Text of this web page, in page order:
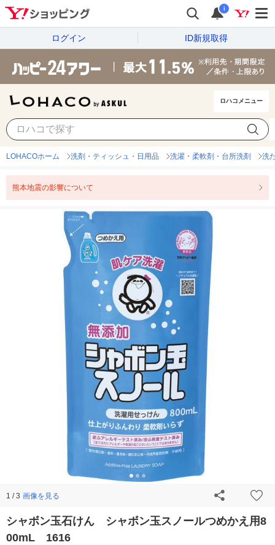
i
ログイン ID新規取得
ロハコメニュー
LOHACOホーム 洗剤・ティッシュ・日用品 洗濯・柔軟剤・台所洗剤 洗
熊本地震の影響について
1 / 3 画像を見る
シャボン玉石けん シャボン玉スノールつめかえ用8
00mL 1616